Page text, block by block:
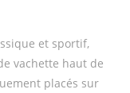
et sportif,
vachette haut de
placés sur